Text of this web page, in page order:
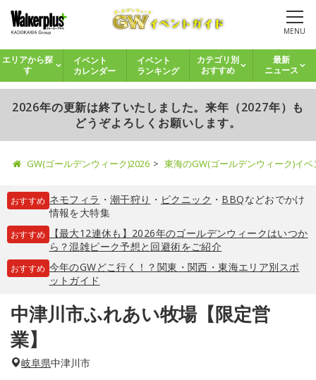
MENU
エリアから探
す
イベント
カレンダー
イベント
ランキング
カテゴリ別
おすすめ
最新
ニュース
2026年の更新は終了いたしました。来年（2027年）も
どうぞよろしくお願いします。
GW(ゴールデンウィーク)2026 東海のGW(ゴールデンウィーク)イ
おすすめ ネモフィラ ・ 潮干狩り ・ ピクニック ・ BBQなどおでかけ
情報を大特集
おすすめ
【最大12連休も】2026年のゴールデンウィークはいつか
ら？混雑ピーク予想と回避術をご紹介
おすすめ 今年のGWどこ行く！？関東・関西・東海エリア別スポ
ットガイド
中津川市ふれあい牧場【限定営
業】
岐阜県中津川市